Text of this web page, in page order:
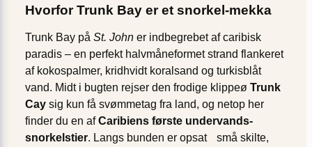
Hvorfor Trunk Bay er et snorkel-mekka
Trunk Bay på St. John er indbegrebet af caribisk
paradis – en perfekt halvmåneformet strand flankeret
af kokospalmer, kridhvidt koralsand og turkisblåt
vand. Midt i bugten rejser den frodige klippeø Trunk
Cay sig kun få svømmetag fra land, og netop her
finder du en afCaribiens første undervands-
snorkelstier. Langs bunden er opsat små skilte,